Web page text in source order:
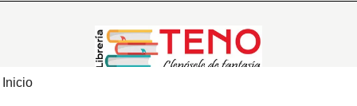
Inicio